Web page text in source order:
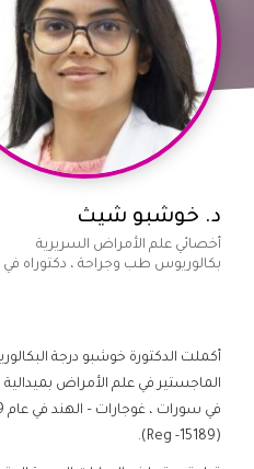
د. خوشبو شيث
أخصائي علم الأمراض السريرية
بكالوريوس طب وجراحة ، دكتوراه
الماجستير في علم الأمراض
(Reg -15189).